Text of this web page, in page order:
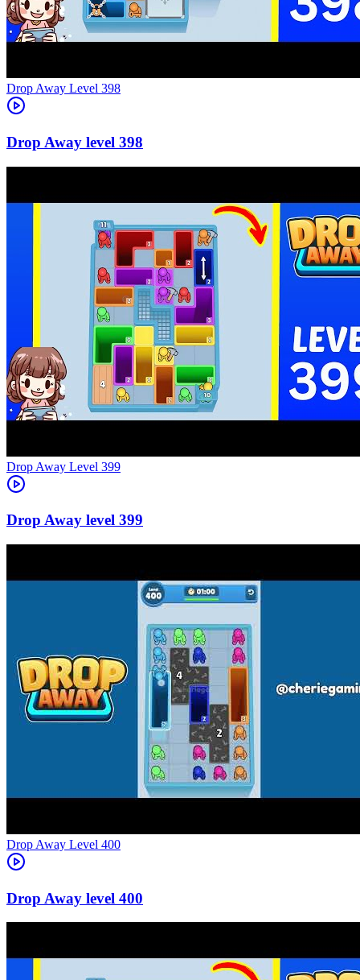
Level 398
398
Level 399
399
Level 400
400